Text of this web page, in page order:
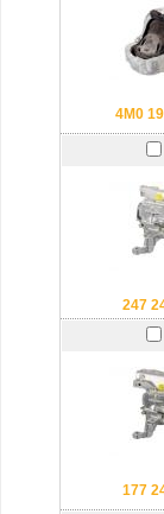
4M0
247
177